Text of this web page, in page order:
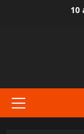
10
Основное